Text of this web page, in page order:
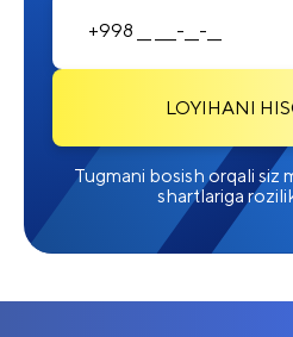
LOYIHANI
Tugmani bosish orqali siz
shartlariga